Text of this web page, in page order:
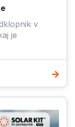
v
je